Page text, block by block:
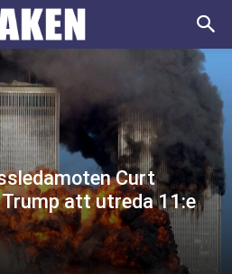
Curt
att utreda 11:e